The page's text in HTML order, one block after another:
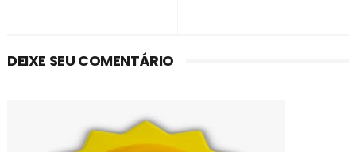
DEIXE SEU COMENTÁRIO